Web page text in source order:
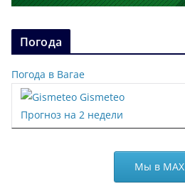
Погода
Погода в Вагае
Gismeteo
Прогноз на 2 недели
Мы в МАХ